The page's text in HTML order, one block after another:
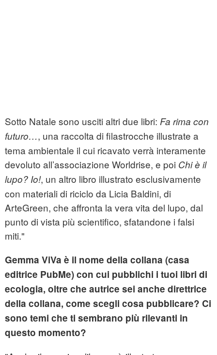
Sotto Natale sono usciti altri due libri: Fa rima con
futuro…, una raccolta di filastrocche illustrate a
tema ambientale il cui ricavato verrà interamente
devoluto all’associazione Worldrise, e poi Chi è il
lupo? Io!, un altro libro illustrato esclusivamente
con materiali di riciclo da Licia Baldini, di
ArteGreen, che affronta la vera vita del lupo, dal
punto di vista più scientifico, sfatandone i falsi
miti."
Gemma ViVa è il nome della collana (casa
editrice PubMe) con cui pubblichi i tuoi libri di
ecologia, oltre che autrice sei anche direttrice
della collana, come scegli cosa pubblicare? Ci
sono temi che ti sembrano più rilevanti in
questo momento?